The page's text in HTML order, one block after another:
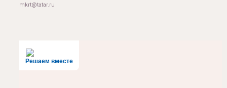
mkrt@tatar.ru
Решаем вместе